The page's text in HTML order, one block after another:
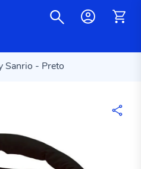
Sanrio - Preto